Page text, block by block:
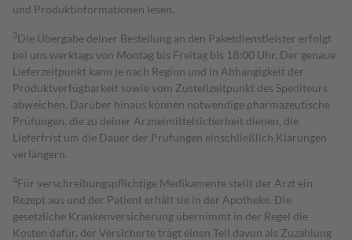
und Produktinformationen lesen.
3Die Übergabe deiner Bestellung an den Paketdienstleister erfolgt
bei uns werktags von Montag bis Freitag bis 18:00 Uhr. Der genaue
Lieferzeitpunkt kann je nach Region und in Abhängigkeit der
Produktverfügbarkeit sowie vom Zustellzeitpunkt des Spediteurs
abweichen. Darüber hinaus können notwendige pharmazeutische
Prüfungen, die zu deiner Arzneimittelsicherheit dienen, die
Lieferfrist um die Dauer der Prüfungen einschließlich Klärungen
verlängern.
4Für verschreibungspflichtige Medikamente stellt der Arzt ein
Rezept aus und der Patient erhält sie in der Apotheke. Die
gesetzliche Krankenversicherung übernimmt in der Regel die
Kosten dafür, der Versicherte trägt einen Teil davon als Zuzahlung